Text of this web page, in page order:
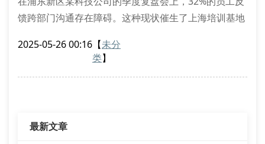
馈跨部门沟通存在障碍。这种现状催生了上海培训基地
演等互动式学习模块，让参与者亲身体验协作断点。
2025-05-26 00:16 【未分
类】
最新文章